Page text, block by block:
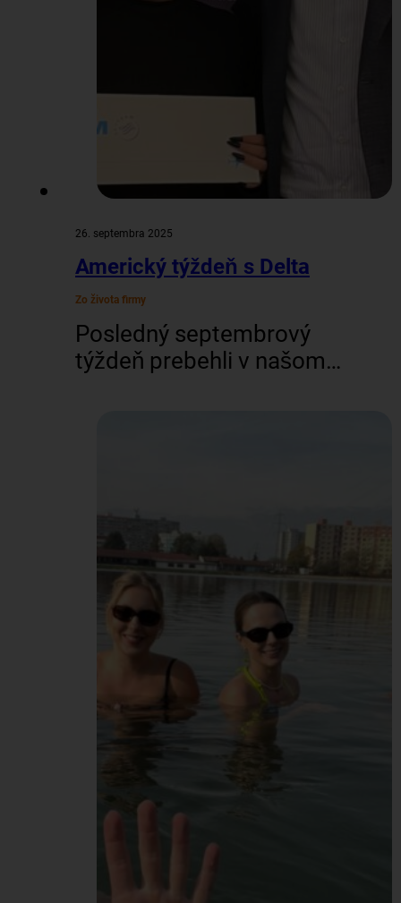
26. septembra 2025
Americký týždeň s Delta
Zo života firmy
Posledný septembrový
týždeň prebehli v našom
teambuildingovými
aktivitami. Cieľom bolo
nielen dozvedieť sa niečo
nové, ale sa aj zabaviť
a to všetko s chuťou
príjemného pohostenia
v americkom štýle.
Súčasťou programu bol aj
kvíz s leteckou
získala dve letenky do
Amstredamu.…